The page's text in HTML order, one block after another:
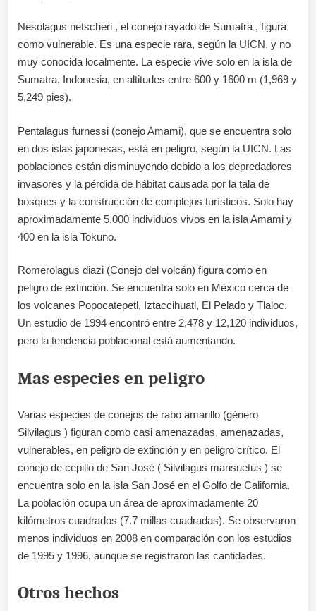
Nesolagus netscheri , el conejo rayado de Sumatra , figura
como vulnerable. Es una especie rara, según la UICN, y no
muy conocida localmente. La especie vive solo en la isla de
Sumatra, Indonesia, en altitudes entre 600 y 1600 m (1,969 y
5,249 pies).
Pentalagus furnessi (conejo Amami), que se encuentra solo
en dos islas japonesas, está en peligro, según la UICN. Las
poblaciones están disminuyendo debido a los depredadores
invasores y la pérdida de hábitat causada por la tala de
bosques y la construcción de complejos turísticos. Solo hay
aproximadamente 5,000 individuos vivos en la isla Amami y
400 en la isla Tokuno.
Romerolagus diazi (Conejo del volcán) figura como en
peligro de extinción. Se encuentra solo en México cerca de
los volcanes Popocatepetl, Iztaccihuatl, El Pelado y Tlaloc.
Un estudio de 1994 encontró entre 2,478 y 12,120 individuos,
pero la tendencia poblacional está aumentando.
Mas especies en peligro
Varias especies de conejos de rabo amarillo (género
Silvilagus ) figuran como casi amenazadas, amenazadas,
vulnerables, en peligro de extinción y en peligro crítico. El
conejo de cepillo de San José ( Silvilagus mansuetus ) se
encuentra solo en la isla San José en el Golfo de California.
La población ocupa un área de aproximadamente 20
kilómetros cuadrados (7.7 millas cuadradas). Se observaron
menos individuos en 2008 en comparación con los estudios
de 1995 y 1996, aunque se registraron las cantidades.
Otros hechos